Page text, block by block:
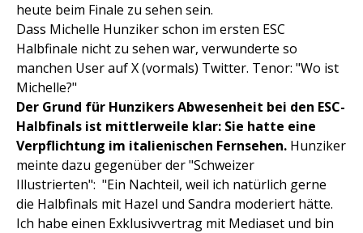
heute beim Finale zu sehen sein.
Dass Michelle Hunziker schon im ersten ESC
Halbfinale nicht zu sehen war, verwunderte so
manchen User auf X (vormals) Twitter. Tenor: "Wo ist
Michelle?"
Der Grund für Hunzikers Abwesenheit bei den ESC-
Halbfinals ist mittlerweile klar: Sie hatte eine
Verpflichtung im italienischen Fernsehen. Hunziker
meinte dazu gegenüber der "Schweizer
Illustrierten": "Ein Nachteil, weil ich natürlich gerne
die Halbfinals mit Hazel und Sandra moderiert hätte.
Ich habe einen Exklusivvertrag mit Mediaset und bin